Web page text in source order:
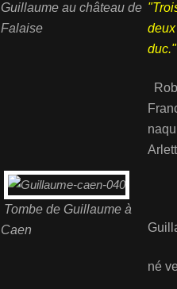
Guillaume au château de
Falaise
duc."
Tombe de Guillaume à
Caen
né